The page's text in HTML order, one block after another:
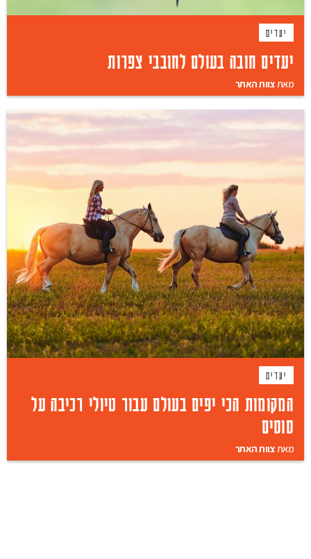
יעדים
יעדים חובה בעולם לחובבי צפרות
מאת צוות האתר
יעדים
המקומות הכי יפים בעולם עבור טיולי רכיבה על
סוסים
מאתצוות האתר